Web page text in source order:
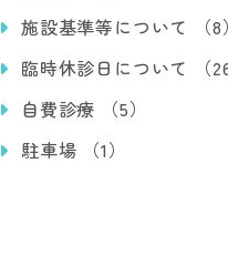
施設基準等について （8）
臨時休診日について （26
自費診療 （5）
駐車場 （1）